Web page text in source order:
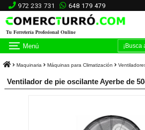
972 233 731 648 179 479
Tu Ferretería Profesional Online
Menú
Maquinaria Máquinas para Climatización
Ventilador de pie oscilante Ayerbe de